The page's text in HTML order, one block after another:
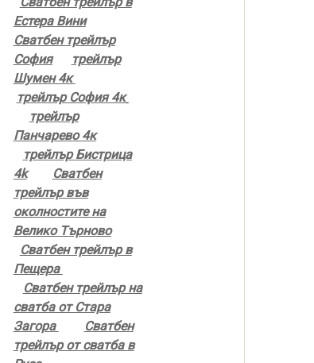
Естера Вини
Сватбен трейлър
София
трейлър
Шумен 4к
трейлър София 4к
трейлър
Панчарево 4к
трейлър Бистрица
4k
Сватбен
трейлър във
околностите на
Велико Търново
Сватбен трейлър в
Пещера
Сватбен трейлър на
сватба от Стара
Загора
Сватбен
трейлър от сватба в